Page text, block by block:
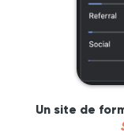
Un site de